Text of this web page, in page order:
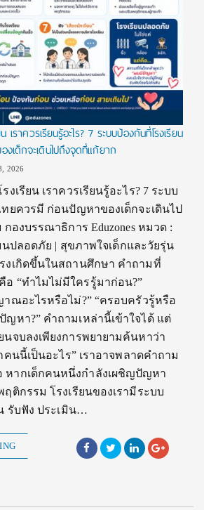
เราควรเรียนรู้อะไร? 7 ระบบป้องกันที่โรงเรียน
เด็กจะเดินไปถึงจุดที่แก้ยาก
2026
งเรียน เราควรเรียนรู้อะไร? 7 ระบบ
ทยควรมี ก่อนปัญหาของเด็กจะเดินไป
องบรรณาธิการ Eduzones หมวด :
นปลอดภัย | สุขภาพใจเด็กและวัยรุ่น
งเกิดขึ้นในสถานศึกษา คำถามที่
“ทำไมไม่มีใครรู้มาก่อน?”
าณอะไรหรือไม่?” “ครอบครัวรู้หรือ
ญหา?” คำถามเหล่านี้เข้าใจได้ แต่
นจบลงเพียงการพยายามค้นหาว่า
คนนี้เป็นอะไร” เราอาจพลาดคำถาม
ากเด็กคนหนึ่งกำลังเผชิญปัญหา
ติกรรม โรงเรียนของเรามีระบบ
รับฟัง ประเมิน…